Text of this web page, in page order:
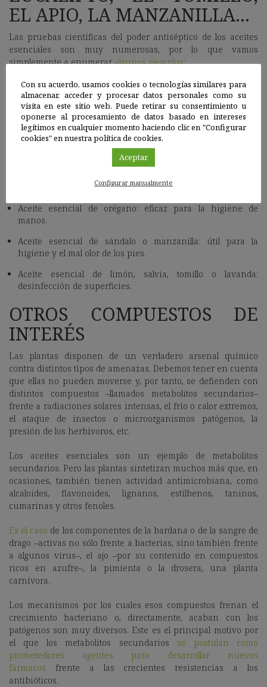
EL APIO, LA MANZANILLA…
Las pruebas científicas del poder antiséptico de los aceites
esenciales son muy numerosas, por lo que vamos
simplemente a enumerar algunos ejemplos:
Aceite esencial del eucalipto: además de ser antitusivo y
expectorante, tiene propiedades antisépticas en las vías
respiratorias.
Componentes del aceite esencial del árbol del té, de algunas
especies de lavanda o del eucalipto: actividad bactericida
frente a bacterias multirresistentes.
Helicobacter pylori.
Aceite esencial de orégano: eficaz para la higiene de
manos.
Aceite esencial de sándalo o manzanilla: útil para la
higiene y el mal olor de los pies.
Aceite esencial de limón, salvia, tomillo o lavanda:
desinfección de superficies.
OTROS COMPUESTOS DE
INTERÉS
Las plantas disponen de un verdadero arsenal químico
contra distintos tipos de amenazas. Debemos tener en cuenta
que ellas no pueden moverse y, por tanto, se defienden con
distintos compuestos –llamados metabolitos secundarios–
frente a radiaciones solares intensas, el frío o calor extremos,
el ataque de insectos o microorganismos patógenos, la
presión de los herbívoros, etc.
Los aceites esenciales son un ejemplo de metabolitos
secundarios. Pero las plantas sintetizan muchos más que, en
ocasiones, también tienen actividad antimicrobiana, como
alcaloides, flavonoides, lignanos, estilbenos, taninos,
cumarinas y otros fenoles.
Es el caso de los componentes de la bardana o de la sangre de
drago –activas no sólo frente a bacterias, sino también frente
a algunos virus–, el ajo –por su contenido en compuestos
ricos en azufre–, la pimienta o la drosera, una planta
carnívora.
Los mecanismos por los cuales esos compuestos frenan el
crecimiento bacteriano o, directamente, acaban con los
patógenos son muy diversos. Este es el principal motivo por
el que los metabolitos secundarios
se postulan como
prometedores agentes para desarrollar nuevos
fármacos
frente a las crecientes resistencias a los
antibióticos.
Con su acuerdo, usamos cookies o tecnologías similares para
almacenar, acceder y procesar datos personales como su
visita en este sitio web. Puede retirar su consentimiento u
oponerse al procesamiento de datos basado en intereses
legítimos en cualquier momento haciendo clic en "Configurar
cookies" en nuestra política de cookies.
Aceptar
Configurar manualmente